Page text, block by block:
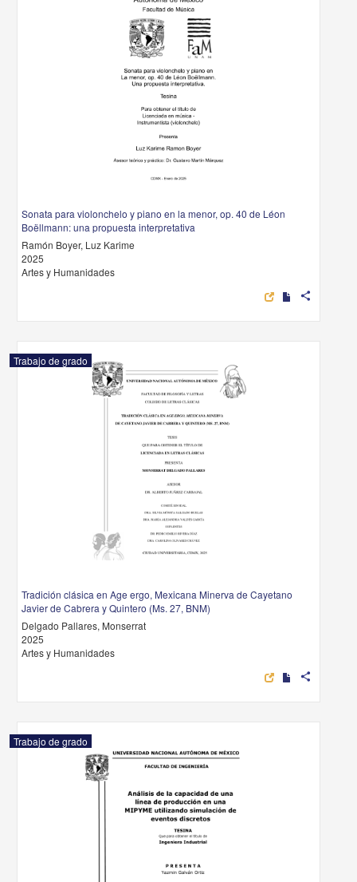
Sonata para violonchelo y piano en la menor, op. 40 de Léon
Boëllmann: una propuesta interpretativa
Ramón Boyer, Luz Karime
2025
Artes y Humanidades
share
Trabajo de grado
Tradición clásica en Age ergo, Mexicana Minerva de Cayetano
Javier de Cabrera y Quintero (Ms. 27, BNM)
Delgado Pallares, Monserrat
2025
Artes y Humanidades
share
Trabajo de grado